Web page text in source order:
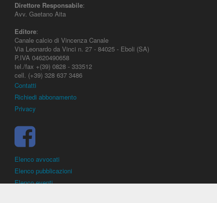
Direttore Responsabile:
Avv. Gaetano Aita
Editore:
Canale calcio di Vincenza Canale
Via Leonardo da Vinci n. 27 - 84025 - Eboli (SA)
P.IVA 04620490658
tel./fax +(39) 0828 - 333512
cell. (+39) 328 637 3486
Contatti
Richiedi abbonamento
Privacy
Elenco avvocati
Elenco pubblicazioni
Elenco eventi